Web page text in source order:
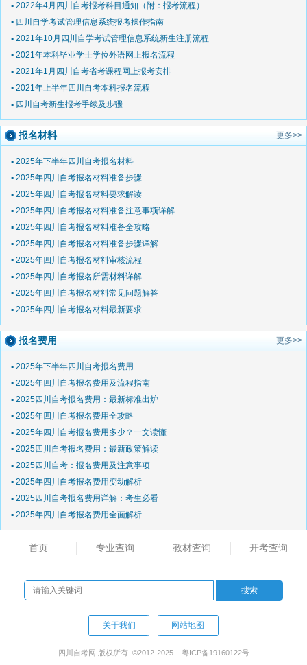
▪ 2022年4月四川自考报考科目通知（附：报考流程）
▪ 四川自学考试管理信息系统报考操作指南
▪ 2021年10月四川自学考试管理信息系统新生注册流程
▪ 2021年本科毕业学士学位外语网上报名流程
▪ 2021年1月四川自考省考课程网上报考安排
▪ 2021年上半年四川自考本科报名流程
▪ 四川自考新生报考手续及步骤
报名材料 更多>>
▪ 2025年下半年四川自考报名材料
▪ 2025年四川自考报名材料准备步骤
▪ 2025年四川自考报名材料要求解读
▪ 2025年四川自考报名材料准备注意事项详解
▪ 2025年四川自考报名材料准备全攻略
▪ 2025年四川自考报名材料准备步骤详解
▪ 2025年四川自考报名材料审核流程
▪ 2025年四川自考报名所需材料详解
▪ 2025年四川自考报名材料常见问题解答
▪ 2025年四川自考报名材料最新要求
报名费用 更多>>
▪ 2025年下半年四川自考报名费用
▪ 2025年四川自考报名费用及流程指南
▪ 2025四川自考报名费用：最新标准出炉
▪ 2025年四川自考报名费用全攻略
▪ 2025年四川自考报名费用多少？一文读懂
▪ 2025四川自考报名费用：最新政策解读
▪ 2025四川自考：报名费用及注意事项
▪ 2025年四川自考报名费用变动解析
▪ 2025四川自考报名费用详解：考生必看
▪ 2025年四川自考报名费用全面解析
首页 专业查询 教材查询 开考查询
关于我们 网站地图
四川自考网 版权所有 ©2012-2025 粤ICP备19160122号